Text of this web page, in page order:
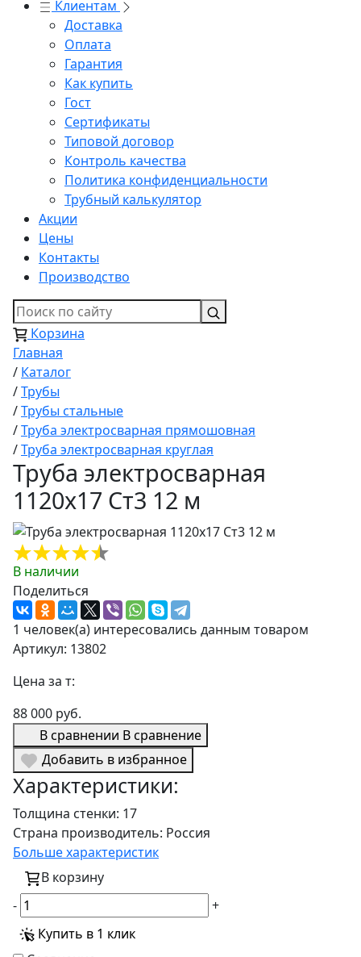
Клиентам
Доставка
Оплата
Гарантия
Как купить
Гост
Сертификаты
Типовой договор
Контроль качества
Политика конфиденциальности
Трубный калькулятор
Акции
Цены
Контакты
Производство
Корзина
Главная
/ Каталог
/Трубы
/Трубы стальные
/Труба электросварная прямошовная
/Труба электросварная круглая
Труба электросварная
1120х17 Ст3 12 м
В наличии
Поделиться
1 человек(а) интересовались данным товаром
Артикул: 13802
Цена за т:
88 000 руб.
В сравнении В сравнение
Добавить в избранное
Характеристики:
Толщина стенки: 17
Страна производитель: Россия
Больше характеристик
В корзину
-
+
Купить в 1 клик